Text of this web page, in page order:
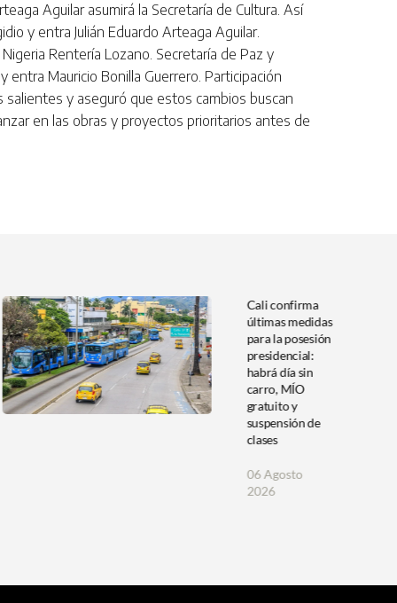
Aguilar asumirá la Secretaría de Cultura. Así
y entra Julián Eduardo Arteaga Aguilar.
Rentería Lozano. Secretaría de Paz y
entra Mauricio Bonilla Guerrero. Participación
salientes y aseguró que estos cambios buscan
en las obras y proyectos prioritarios antes de
Cali confirma
últimas medidas
para la posesión
presidencial:
habrá día sin
carro, MÍO
gratuito y
suspensión de
clases
06 Agosto
2026